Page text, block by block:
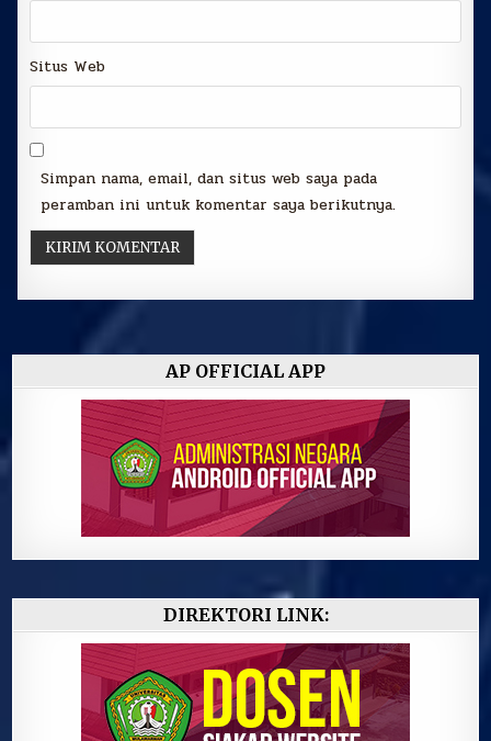
Situs Web
Simpan nama, email, dan situs web saya pada
peramban ini untuk komentar saya berikutnya.
AP OFFICIAL APP
DIREKTORI LINK: